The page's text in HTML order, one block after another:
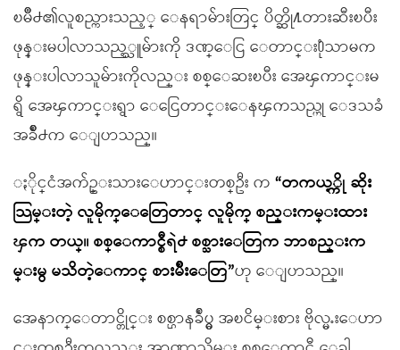
ၿမိဳ႕၏လူစည္ကားသည့္ ေနရာမ်ားတြင္ ပိတ္ဆို႔တားဆီးၿပီး
ဖုန္းမပါလာသည့္သူမ်ားကို ဒဏ္ေငြ ေတာင္း႐ုံသာမက
ဖုန္းပါလာသူမ်ားကိုလည္း စစ္ေဆးၿပီး အေၾကာင္းမ
ရွိ အေၾကာင္းရွာ ေငြေတာင္းေနၾကသည္ဟု ေဒသခံ
အခ်ိဳ႕က ေျပာသည္။
ႏိုင္ငံအက်ဥ္းသားေဟာင္းတစ္ဦး က “တကယ့္ကို ဆိုး
သြမ္းတဲ့ လူမိုက္ေတြေတာင္ လူမိုက္ စည္းကမ္းထား
ၾက တယ္။ စစ္ေကာင္စီရဲ႕ စစ္သားေတြက ဘာစည္းက
မ္းမွ မသိတဲ့ေကာင္ စားမ်ိဳးေတြ”ဟု ေျပာသည္။
အေနာက္ေတာင္တိုင္း စစ္ဌာနခ်ဳပ္မွ အၿငိမ္းစား ဗိုလ္မႉးေဟာ